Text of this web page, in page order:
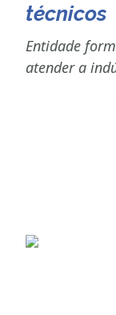
técnicos
Entidade
atender a